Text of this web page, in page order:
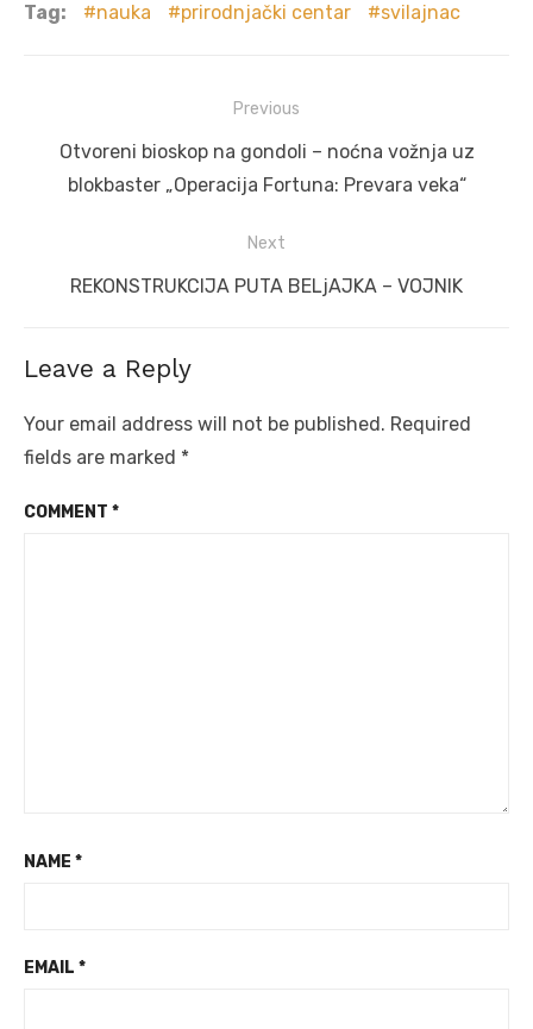
Tag: nauka prirodnjački centar svilajnac
navigation
Previous
Previous
post:
Otvoreni bioskop na gondoli – noćna vožnja uz
blokbaster „Operacija Fortuna: Prevara veka“
Next
Next
REKONSTRUKCIJA PUTA BELjAJKA – VOJNIK
Leave a Reply
Your email address will not be published. Required
fields are marked *
COMMENT *
NAME *
EMAIL *